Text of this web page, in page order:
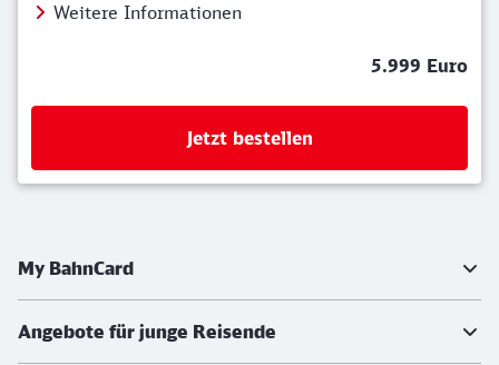
Weitere Informationen
5.999 Euro
Jetzt bestellen
My BahnCard
Angebote für junge Reisende